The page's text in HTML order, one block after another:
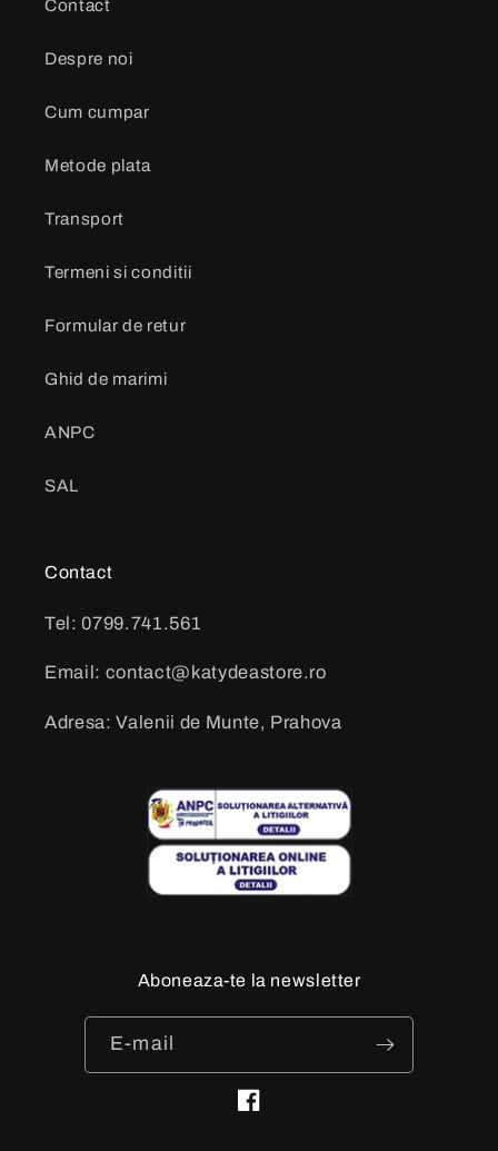
Contact
Despre noi
Cum cumpar
Metode plata
Transport
Termeni si conditii
Formular de retur
Ghid de marimi
ANPC
SAL
Contact
Tel: 0799.741.561
Email: contact@katydeastore.ro
Adresa: Valenii de Munte, Prahova
Aboneaza-te la newsletter
E-mail
Facebook